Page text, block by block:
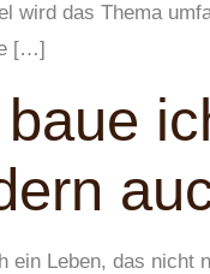
wird das Thema
[…]
ein Leben, das nicht